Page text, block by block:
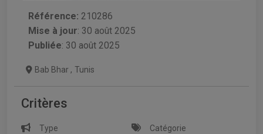
Référence: 210286
Mise à jour: 30 août 2025
Publiée: 30 août 2025
Bab Bhar , Tunis
Critères
Type
Catégorie